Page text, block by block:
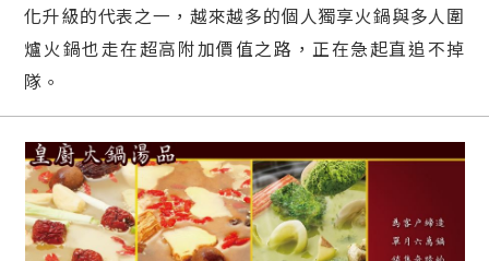
化升級的代表之一，越來越多的個人獨享火鍋與多人圍
爐火鍋也走在超高附加價值之路，正在急起直追不掉
隊。